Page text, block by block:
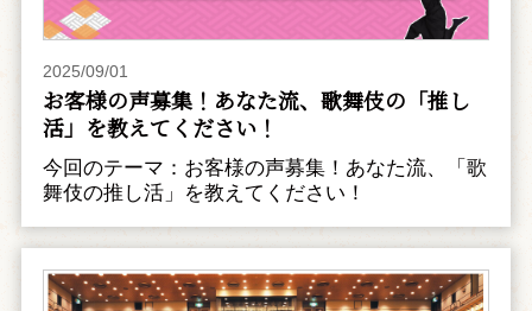
2025/09/01
お客様の声募集！あなた流、歌舞伎の「推し
活」を教えてください！
今回のテーマ：お客様の声募集！あなた流、「歌
舞伎の推し活」を教えてください！